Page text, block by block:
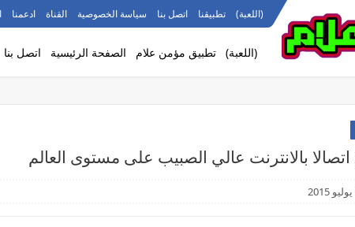
(اللعبة) تطبيقنا اتصل بنا سياسة الخصوصية القناة ادعمنا
(اللعبة) تطبيق مؤمن علام الصفحة الرئيسية اتصل بنا